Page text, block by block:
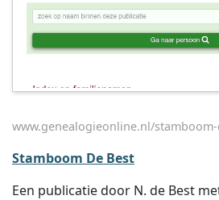
www.genealogieonline.nl/
Stamboom De Best
Een publicatie door N. de Best